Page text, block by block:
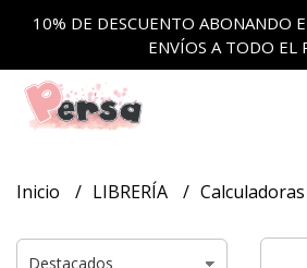
10% DE DESCUENTO ABONANDO
ENVÍOS A TODO EL
Inicio LIBRERÍA Calculadoras